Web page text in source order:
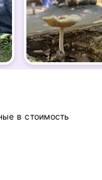
проживания в
кровать, либо
состоянии,
как можно скорее. В
по уборке, о
Для вас, для
в стоимость